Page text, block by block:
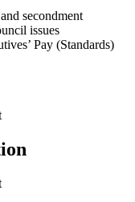
secondment
issues
Pay (Standards)